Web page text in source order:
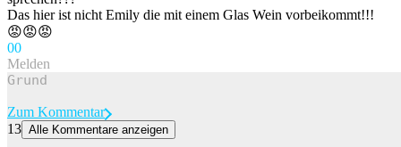
Das hier ist nicht Emily die mit einem Glas Wein vorbeikommt!!!
😡😡😡
00
Melden
Zum Kommentar
13 Alle Kommentare anzeigen